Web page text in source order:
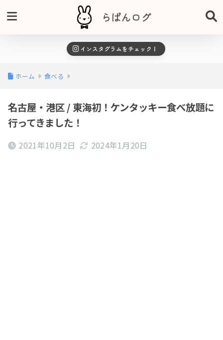
らぱんログ
インスタグラムをチェック！
ホーム 食べる
名古屋・港区 / 東海初！ケンタッキー食べ放題に
行ってきました！
2021年10月2日 2024年1月20日